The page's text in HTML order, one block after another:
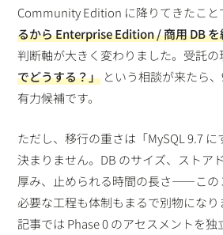
Community Edition に降りてきたこと
るから Enterprise Edition / 商用 DB
判断軸が大きく変わりました。受託
でどうする？」 という相談が来たら
有力候補です。
ただし、移行の重さは「MySQL 9.7
決まりません。DB のサイズ、ストア
厚み、止められる時間の長さ——この
必要な工程も体制もまるで別物にな
記事では Phase 0 のアセスメントを